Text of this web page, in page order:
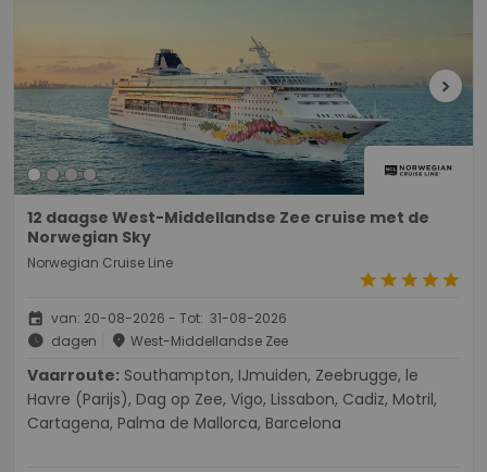
chevron_right
12 daagse West-Middellandse Zee cruise met de
Norwegian Sky
Norwegian Cruise Line
starstarstarstarstar
event van: 20-08-2026 - Tot: 31-08-2026
schedule dagen place West-Middellandse Zee
Vaarroute:
Havre (Parijs), Dag op Zee, Vigo, Lissabon, Cadiz, Motril,
Cartagena, Palma de Mallorca, Barcelona